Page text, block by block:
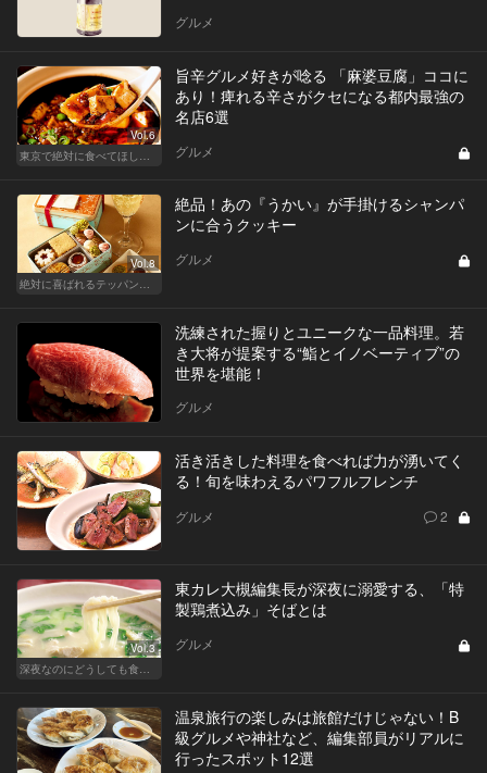
グルメ
Vol.6
東京で絶対に食べてほしい麻婆豆腐！痺れる辛さがクセになる
旨辛グルメ好きが唸る 「麻婆豆腐」ココに
あり！痺れる辛さがクセになる都内最強の
名店6選
グルメ
Vol.8
絶品！あの『うかい』が手掛けるシャンパ
ンに合うクッキー
グルメ
洗練された握りとユニークな一品料理。若
き大将が提案する“鮨とイノベーティブ”の
世界を堪能！
グルメ
活き活きした料理を食べれば力が湧いてく
る！旬を味わえるパワフルフレンチ
グルメ 2
Vol.3
東カレ大槻編集長が深夜に溺愛する、「特
製鶏煮込み」そばとは
グルメ
温泉旅行の楽しみは旅館だけじゃない！B
級グルメや神社など、編集部員がリアルに
行ったスポット12選